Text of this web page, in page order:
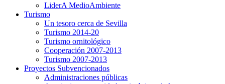
LiderA MedioAmbiente
Turismo
Un tesoro cerca de Sevilla
Turismo 2014-20
Turismo ornitológico
Cooperación 2007-2013
Turismo 2007-2013
Proyectos Subvencionados
Administraciones públicas